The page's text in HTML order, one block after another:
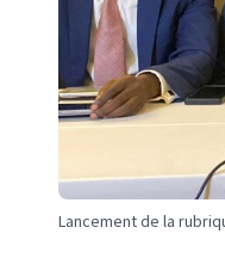
Lancement de la